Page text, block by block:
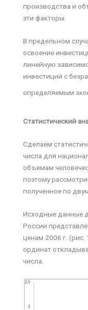
производства и
эти факторы.
В предельном
освоение
линейную
инвестиций с
определяемым
Статистический
Сделаем
числа для
объемам
поэтому
полученное по
Исходные данные
России
ценам 2006 г. (рис.
ординат
числа.